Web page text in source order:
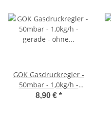
GOK Gasdruckregler -
50mbar - 1,0kg/h -
gerade - ohne
8,90 € *